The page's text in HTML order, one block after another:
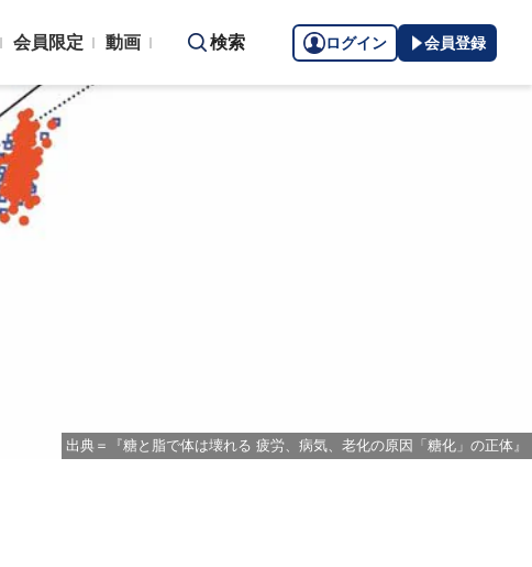
会員限定 動画 検索 ログイン 会員登録
出典＝『糖と脂で体は壊れる 疲労、病気、老化の原因「糖化」の正体』